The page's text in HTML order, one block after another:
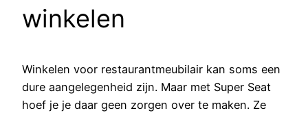
winkelen
Winkelen voor restaurantmeubilair kan soms een
dure aangelegenheid zijn. Maar met Super Seat
hoef je je daar geen zorgen over te maken. Ze